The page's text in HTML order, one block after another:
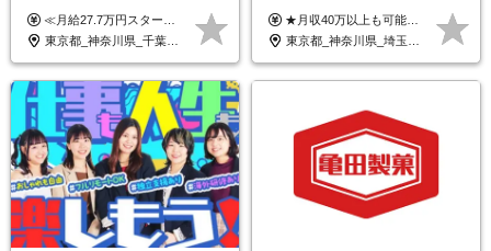
与年2回*転勤なし*連休
OK/ZE010232
≪月給27.7万円スタートも可／賞与年2回≫ ■月給21万円～27.7万円＋各種手当＋賞与年2回 ※給与は勤務地に応じて変更します ※年齢や経験・スキルなどを考慮して決定します ※時間外手当は全額支給 ※上記は初年度の月給となります ※試用期間3ヶ月（その他待遇に差異はありません） 【固定残業代について】 なし（残業代は、実際の労働時間に応じて別途全額支給）
東京都_神奈川県_千葉県_大阪府_愛知県_北海道_長野県_石川県_広島県_福岡県
レックス制◆10時出勤・16時
退勤も可◆残業月10時間以内
★月収40万以上も可能！ ★能力・スキル・経験を考慮した年収額を設定します ■月給20万円～40万円＋決算賞与 ※経験・スキルを考慮のうえ決定します ※給与にはみなし残業代40時間分を含む。そのほか詳細に関しては別途面接時にご説明します ※試用期間3ヵ月あり。期間中の雇用形態・条件などに差異はありません
東京都_神奈川県_埼玉県_千葉県_大阪府_愛知県_北海道_青森県_岩手県_宮城県_秋田県_山形県_福島県_茨城県_栃木県_群馬県_新潟県_山梨県_長野県_富山県_石川県_福井県_静岡県_岐阜県_三重県_兵庫県_京都府_滋賀県_奈良県_和歌山県_広島県_岡山県_鳥取県_島根県_山口県_徳島県_香川県_愛媛県_高知県_福岡県_熊本県_佐賀県_長崎県_大分県_宮崎県_鹿児島県_沖縄県